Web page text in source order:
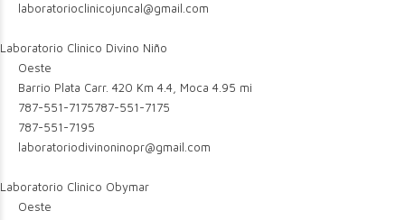
laboratorioclinicojuncal@gmail.com
Laboratorio Clinico Divino Niño
Oeste
Barrio Plata Carr. 420 Km 4.4, Moca 4.95 mi
787-551-7175787-551-7175
787-551-7195
laboratoriodivinoninopr@gmail.com
Laboratorio Clinico Obymar
Oeste